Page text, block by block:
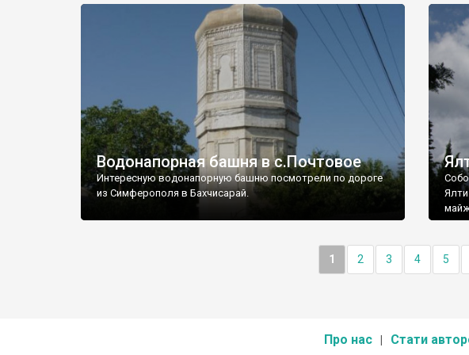
Водонапорная башня в с.Почтовое
Интересную водонапорную башню посмотрели по дороге
из Симферополя в Бахчисарай.
1 2 3 4 5
Про нас Стати